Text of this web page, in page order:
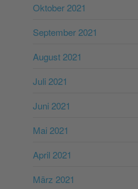
Oktober 2021
September 2021
August 2021
Juli 2021
Juni 2021
Mai 2021
April 2021
März 2021